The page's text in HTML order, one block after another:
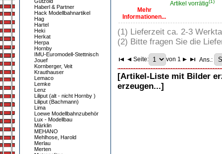
Haberl & Partner
Hack Modellbahnartikel
Hag
Hartel
Heki
Herkat
Herpa
Hornby
IMU-Euromodell-Stettnisch
Jouef
Kornberger, Veit
Krauthauser
Lemaco
Lemke
Lenz
Liliput (alt - nicht Hornby )
Liliput (Bachmann)
Lima
Loewe Modellbahnzubehör
Lux - Modellbau
Märklin
MEHANO
Mehlhose, Harold
Merlau
Merten
Mehr
Informationen...
Artikel vorrätig(1)
(1) Lieferzeit ca. 2-3
(2) Bitte fragen Sie die
Seite: von 1 Ans.:
[Artikel-Liste mit Bilder
erzeugen...]